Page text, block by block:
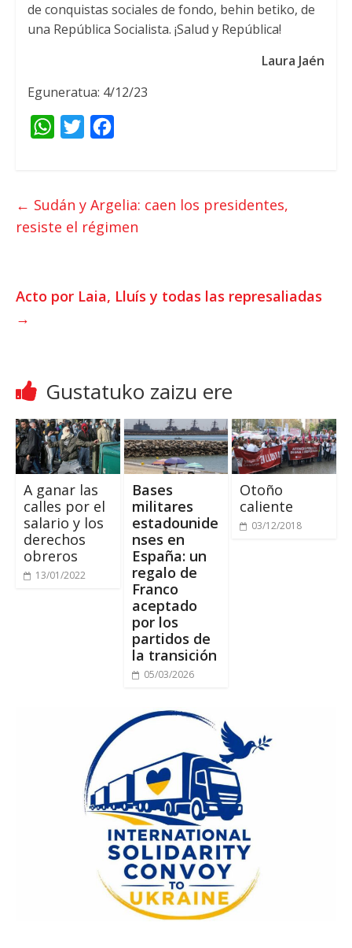
de conquistas sociales de fondo, behin betiko, de
una República Socialista. ¡Salud y República!
Laura Jaén
Eguneratua: 4/12/23
W
t
s
p
t
b
k
← Sudán y Argelia: caen los presidentes,
resiste el régimen
Acto por Laia, Lluís y todas las represaliadas
→
Gustatuko zaizu ere
A ganar las
calles por el
salario y los
derechos
obreros
13/01/2022
Bases
militares
estadounide
nses en
España: un
regalo de
Franco
aceptado
por los
partidos de
la transición
05/03/2026
Otoño
caliente
03/12/2018